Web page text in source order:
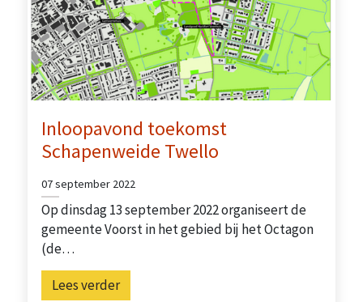
Inloopavond toekomst
Schapenweide Twello
07 september 2022
Op dinsdag 13 september 2022 organiseert de
gemeente Voorst in het gebied bij het Octagon
(de…
Lees verder